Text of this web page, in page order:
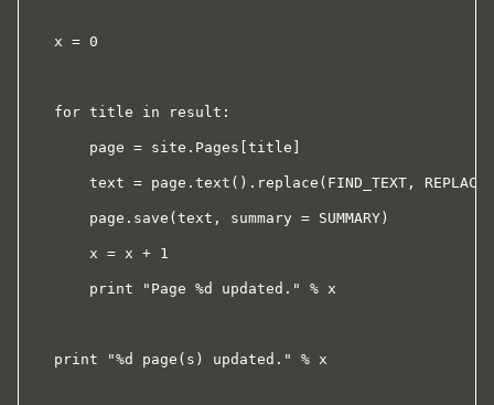
    x = 0
    for title in result:
        page = site.Pages[title]
text = page.text().replace(FIND_TEXT,
        page.save(text, summary = SUMMARY)
        x = x + 1
        print "Page %d updated." % x
    print "%d page(s) updated." % x